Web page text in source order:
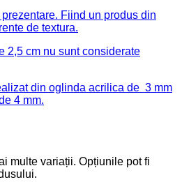
Fiind un produs din
de textura.
2,5 cm nu sunt considerate
din oglinda acrilica de 3 mm
4 mm.
multe variații. Opțiunile pot fi